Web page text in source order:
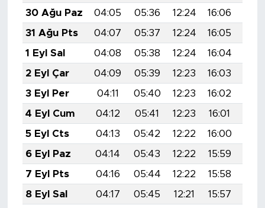
30 Ağu Paz
04:05 05:36 12:24 16:06
31 Ağu Pts
04:07 05:37 12:24 16:05
1 Eyl Sal
04:08 05:38 12:24 16:04
2 Eyl Çar
04:09 05:39 12:23 16:03
3 Eyl Per
04:11 05:40 12:23 16:02
4 Eyl Cum
04:12 05:41 12:23 16:01
5 Eyl Cts
04:13 05:42 12:22 16:00
6 Eyl Paz
04:14 05:43 12:22 15:59
7 Eyl Pts
04:16 05:44 12:22 15:58
8 Eyl Sal
04:17 05:45 12:21 15:57